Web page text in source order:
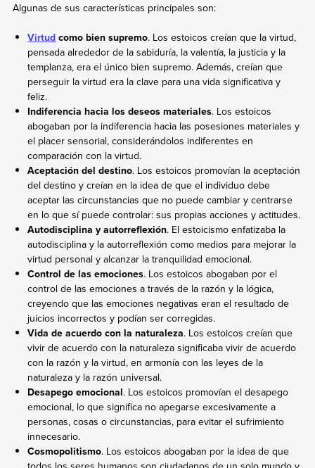
Algunas de sus características principales son:
Virtud como bien supremo. Los estoicos creían que la virtud,
pensada alrededor de la sabiduría, la valentía, la justicia y la
templanza, era el único bien supremo. Además, creían que
perseguir la virtud era la clave para una vida significativa y
feliz.
Indiferencia hacia los deseos materiales. Los estoicos
abogaban por la indiferencia hacia las posesiones materiales y
el placer sensorial, considerándolos indiferentes en
comparación con la virtud.
Aceptación del destino. Los estoicos promovían la aceptación
del destino y creían en la idea de que el individuo debe
aceptar las circunstancias que no puede cambiar y centrarse
en lo que sí puede controlar: sus propias acciones y actitudes.
Autodisciplina y autorreflexión. El estoicismo enfatizaba la
autodisciplina y la autorreflexión como medios para mejorar la
virtud personal y alcanzar la tranquilidad emocional.
Control de las emociones. Los estoicos abogaban por el
control de las emociones a través de la razón y la lógica,
creyendo que las emociones negativas eran el resultado de
juicios incorrectos y podían ser corregidas.
Vida de acuerdo con la naturaleza. Los estoicos creían que
vivir de acuerdo con la naturaleza significaba vivir de acuerdo
con la razón y la virtud, en armonía con las leyes de la
naturaleza y la razón universal.
Desapego emocional. Los estoicos promovían el desapego
emocional, lo que significa no apegarse excesivamente a
personas, cosas o circunstancias, para evitar el sufrimiento
innecesario.
Cosmopolitismo. Los estoicos abogaban por la idea de que